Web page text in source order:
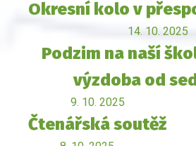
Okresní kolo v
14. 10. 2025
Podzim na naší
výzdoba od
9. 10. 2025
Čtenářská soutěž